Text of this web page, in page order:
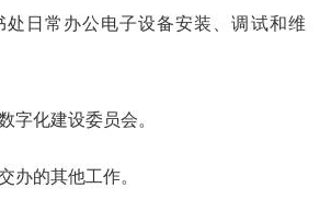
日常办公电子设备安装、调试和维
化建设委员会。
的其他工作。